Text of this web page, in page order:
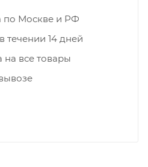
по Москве и РФ
течении 14 дней
на все товары